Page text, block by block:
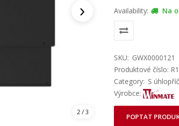
›
3/ 3
Availability: Na
SKU: GWX0000121
Produktové číslo:
Category: S
Výrobce:
POPTAT